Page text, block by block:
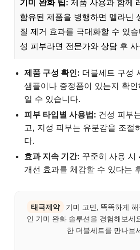
기미 완화 팁: 제품 사용과 함께
함유된 제품을 병행하면 멜라닌
질 제거 효과를 극대화할 수 있
성 피부라면 전문가와 상담 후
제품 구성 확인: 더블세트 구성
샘플이나 증정품이 있는지 확
일 수 있습니다.
피부 타입별 사용법: 건성 피부
고, 지성 피부는 유분감을 조절
다.
효과 지속 기간: 꾸준히 사용
개선 효과를 체감할 수 있다는
태극제약
기미 고민, 똑똑하게
인 기미 완화 솔루션을 경험해보세
한 더블세트를 만나보